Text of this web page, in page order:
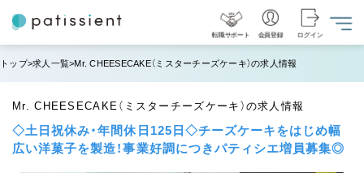
転職サポート 会員登録 ログイン
トップ 求人一覧 Mr. CHEESECAKE（ミスターチーズケーキ）の求人情報
Mr. CHEESECAKE（ミスターチーズケーキ）の求人情報
◇土日祝休み・年間休日125日◇チーズケーキをはじめ幅
広い洋菓子を製造！事業好調につきパティシエ増員募集◎